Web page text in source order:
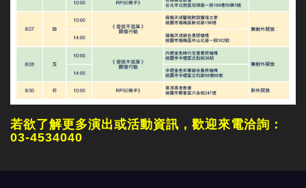
若欲了解更多演出或活動資訊，歡迎來電洽詢：
03-4534040